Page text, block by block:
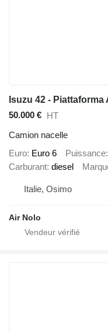
Isuzu 42 -
50.000 € HT
Camion nacelle
Euro Euro 6 Puissance
Carburant diesel
Italie, Osimo
Air Nolo